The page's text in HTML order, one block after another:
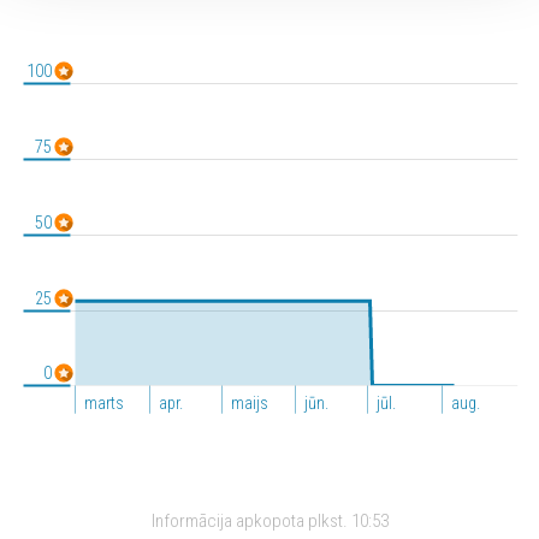
marts apr. maijs jūn. jūl. aug.
0
50
100
25
75
Informācija apkopota plkst. 10:53